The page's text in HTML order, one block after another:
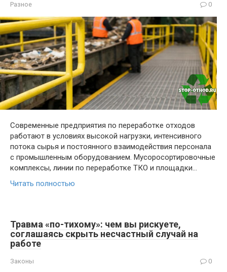
Разное 0
Современные предприятия по переработке отходов
работают в условиях высокой нагрузки, интенсивного
потока сырья и постоянного взаимодействия персонала
с промышленным оборудованием. Мусоросортировочные
комплексы, линии по переработке ТКО и площадки…
Читать полностью
Травма «по-тихому»: чем вы рискуете,
соглашаясь скрыть несчастный случай на
работе
Законы 0